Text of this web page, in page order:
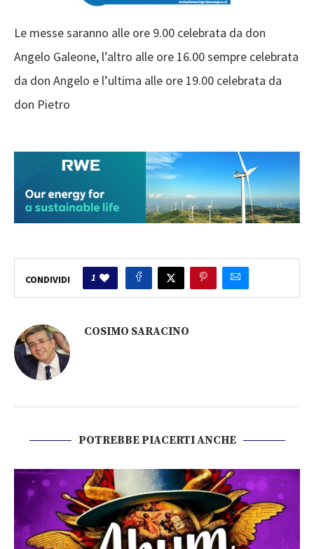
Le messe saranno alle ore 9.00 celebrata da don
Angelo Galeone, l’altro alle ore 16.00 sempre celebrata
da don Angelo e l’ultima alle ore 19.00 celebrata da
don Pietro
CONDIVIDI 1
COSIMO SARACINO
POTREBBE PIACERTI ANCHE